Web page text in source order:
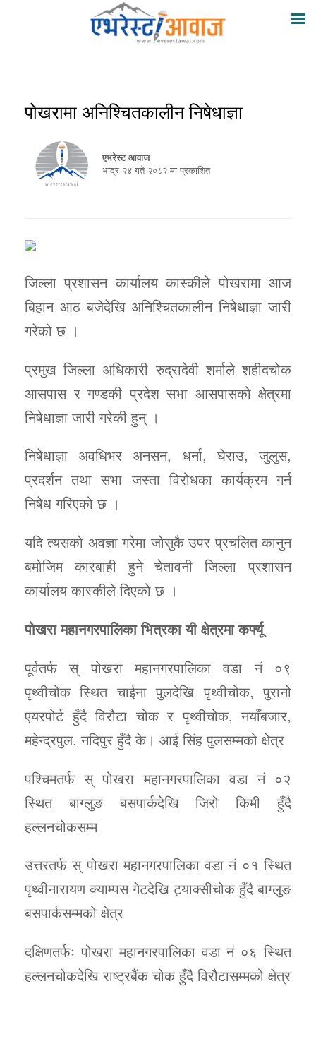
पोखरामा अनिश्चितकालीन निषेधाज्ञा
एभरेस्ट आवाज
भाद्र २४ गते २०८२ मा प्रकाशित
जिल्ला प्रशासन कार्यालय कास्कीले पोखरामा आज
बिहान आठ बजेदेखि अनिश्चितकालीन निषेधाज्ञा जारी
गरेको छ ।
प्रमुख जिल्ला अधिकारी रुद्रादेवी शर्माले शहीदचोक
आसपास र गण्डकी प्रदेश सभा आसपासको क्षेत्रमा
निषेधाज्ञा जारी गरेकी हुन् ।
निषेधाज्ञा अवधिभर अनसन, धर्ना, घेराउ, जुलुस,
प्रदर्शन तथा सभा जस्ता विरोधका कार्यक्रम गर्न
निषेध गरिएको छ ।
यदि त्यसको अवज्ञा गरेमा जोसुकै उपर प्रचलित कानुन
बमोजिम कारबाही हुने चेतावनी जिल्ला प्रशासन
कार्यालय कास्कीले दिएको छ ।
पोखरा महानगरपालिका भित्रका यी क्षेत्रमा कर्फ्यू
पूर्वतर्फ स् पोखरा महानगरपालिका वडा नं ०९
पृथ्वीचोक स्थित चाईना पुलदेखि पृथ्वीचोक, पुरानो
एयरपोर्ट हुँदै विरौटा चोक र पृथ्वीचोक, नयाँबजार,
महेन्द्रपुल, नदिपुर हुँदै के। आई सिंह पुलसम्मको क्षेत्र
पश्चिमतर्फ स् पोखरा महानगरपालिका वडा नं ०२
स्थित बाग्लुङ बसपार्कदेखि जिरो किमी हुँदै
हल्लनचोकसम्म
उत्तरतर्फ स् पोखरा महानगरपालिका वडा नं ०१ स्थित
पृथ्वीनारायण क्याम्पस गेटदेखि ट्याक्सीचोक हुँदै बाग्लुङ
बसपार्कसम्मको क्षेत्र
दक्षिणतर्फः पोखरा महानगरपालिका वडा नं ०६ स्थित
हल्लनचोकदेखि राष्ट्रबैंक चोक हुँदै विरौटासम्मको क्षेत्र